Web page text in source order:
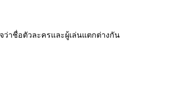
ว่าชื่อตัวละครและผู้เล่นแตกต่างกัน